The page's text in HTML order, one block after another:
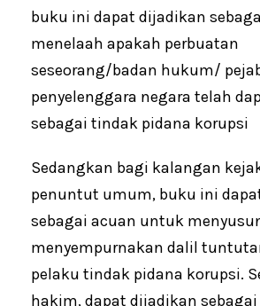
buku ini dapat dijadikan
menelaah apakah perbuatan
seseorang/badan hukum/
penyelenggara negara telah
sebagai tindak pidana korupsi
Sedangkan bagi kalangan
penuntut umum, buku ini
sebagai acuan untuk
menyempurnakan dalil
pelaku tindak pidana korupsi.
hakim, dapat dijadikan